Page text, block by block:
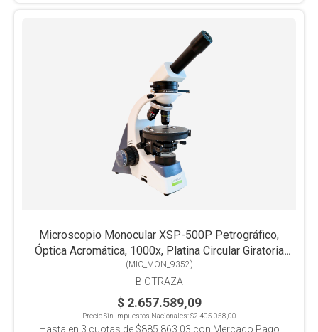
Microscopio Monocular XSP-500P Petrográfico,
Óptica Acromática, 1000x, Platina Circular Giratoria
Graduada 360°, LED Trans
(MIC_MON_9352)
BIOTRAZA
$ 2.657.589,09
Precio Sin Impuestos Nacionales:$2.405.058,00
Hasta en 3 cuotas de $885.863,03 con Mercado Pago